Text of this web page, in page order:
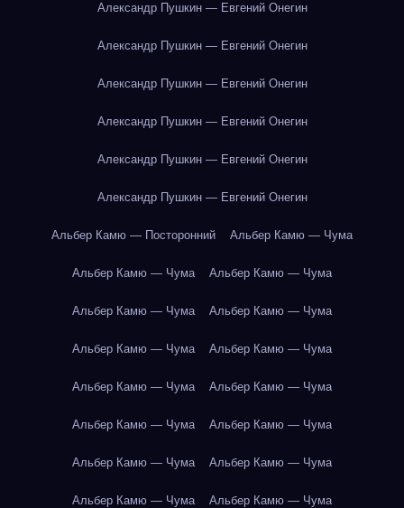
Александр Пушкин — Евгений Онегин
Александр Пушкин — Евгений Онегин
Александр Пушкин — Евгений Онегин
Александр Пушкин — Евгений Онегин
Александр Пушкин — Евгений Онегин
Александр Пушкин — Евгений Онегин
Альбер Камю — Посторонний Альбер Камю — Чума
Альбер Камю — Чума Альбер Камю — Чума
Альбер Камю — Чума Альбер Камю — Чума
Альбер Камю — Чума Альбер Камю — Чума
Альбер Камю — Чума Альбер Камю — Чума
Альбер Камю — Чума Альбер Камю — Чума
Альбер Камю — Чума Альбер Камю — Чума
Альбер Камю — Чума Альбер Камю — Чума